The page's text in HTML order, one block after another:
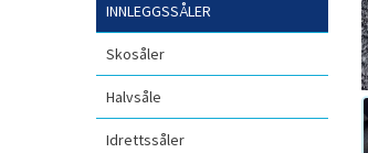
INNLEGGSSÅLER
Skosåler
Halvsåle
Idrettssåler